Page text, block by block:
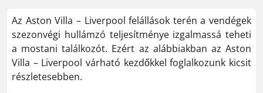
Az Aston Villa – Liverpool felállások terén a vendégek
szezonvégi hullámzó teljesítménye izgalmassá teheti
a mostani találkozót. Ezért az alábbiakban az Aston
Villa – Liverpool várható kezdőkkel foglalkozunk kicsit
részletesebben.